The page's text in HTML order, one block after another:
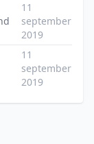
11
september
2019
11
september
2019